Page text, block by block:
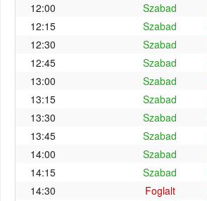
12:00
Szabad
12:15
Szabad
12:30
Szabad
12:45
Szabad
13:00
Szabad
13:15
Szabad
13:30
Szabad
13:45
Szabad
14:00
Szabad
14:15
Szabad
14:30
Foglalt